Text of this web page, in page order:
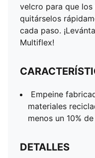
velcro para que
quitárselos
cada paso.
Multiflex!
Empeine
materiales
menos un 10%
DETALLES